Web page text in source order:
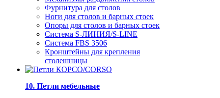
Фурнитура для столов
Ноги для столов и барных стоек
Опоры для столов и барных стоек
Система S-ЛИНИЯ/S-LINE
Система FBS 3506
Кронштейны для крепления
столешницы
10. Петли мебельные